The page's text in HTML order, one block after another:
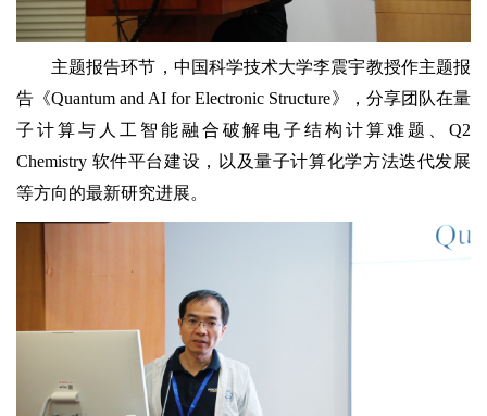
主题报告环节，中国科学技术大学李震宇教授作主题报
告《Quantum and AI for Electronic Structure》，分享团队在量
子计算与人工智能融合破解电子结构计算难题、Q2
Chemistry 软件平台建设，以及量子计算化学方法迭代发展
等方向的最新研究进展。